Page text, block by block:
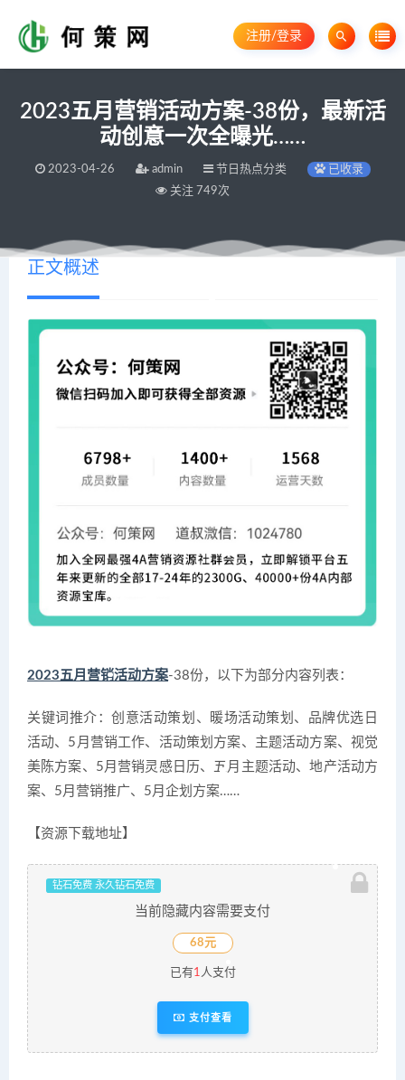
注册/登录
2023五月营销活动方案-38份，最新活
动创意一次全曝光……
2023-04-26 admin 节日热点分类
已收录
关注 749次
正文概述
2023五月营销活动方案-38份，以下为部分内容列表：
关键词推介：创意活动策划、暖场活动策划、品牌优选日
活动、5月营销工作、活动策划方案、主题活动方案、视觉
美陈方案、5月营销灵感日历、五月主题活动、地产活动方
案、5月营销推广、5月企划方案……
【资源下载地址】
钻石免费 永久钻石免费
当前隐藏内容需要支付
68元
已有1 人支付
支付查看